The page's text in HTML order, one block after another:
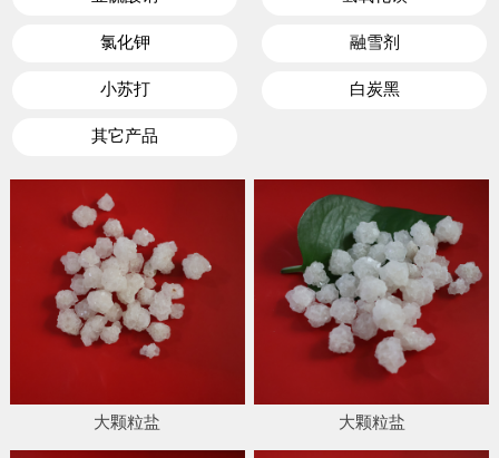
氯化钾 融雪剂
小苏打 白炭黑
其它产品
大颗粒盐 大颗粒盐